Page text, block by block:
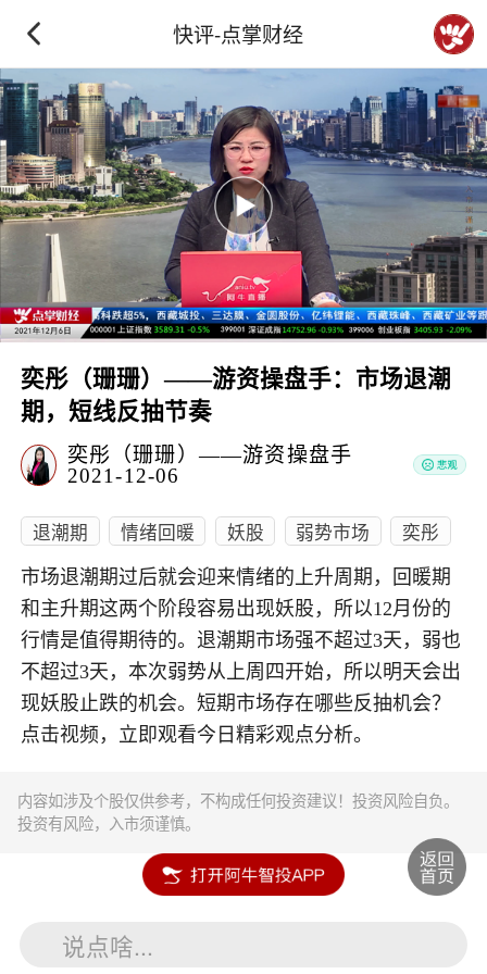
快评-点掌财经
奕彤（珊珊）——游资操盘手：市场退潮
期，短线反抽节奏
奕彤（珊珊）——游资操盘手
2021-12-06
退潮期 情绪回暖 妖股 弱势市场 奕彤
市场退潮期过后就会迎来情绪的上升周期，回暖期
和主升期这两个阶段容易出现妖股，所以12月份的
行情是值得期待的。退潮期市场强不超过3天，弱也
不超过3天，本次弱势从上周四开始，所以明天会出
现妖股止跌的机会。短期市场存在哪些反抽机会？
点击视频，立即观看今日精彩观点分析。
内容如涉及个股仅供参考，不构成任何投资建议！投资风险自负。
投资有风险，入市须谨慎。
说点啥...